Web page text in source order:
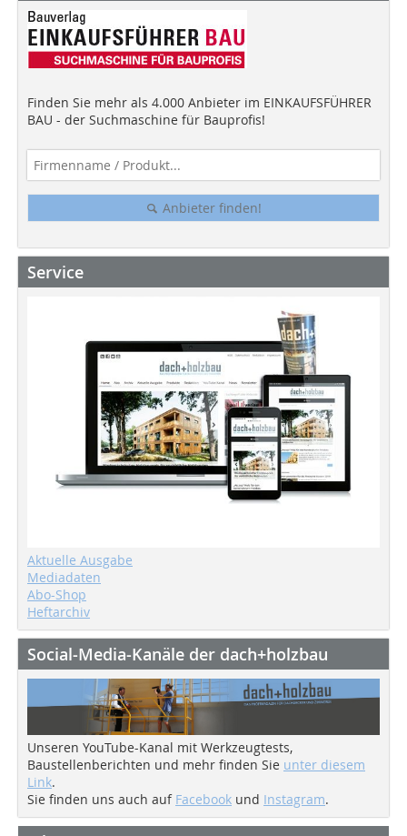
Finden Sie mehr als 4.000 Anbieter im EINKAUFSFÜHRER
BAU - der Suchmaschine für Bauprofis!
Anbieter finden!
Service
Aktuelle Ausgabe
Mediadaten
Abo-Shop
Heftarchiv
Social-Media-Kanäle der dach+holzbau
Unseren YouTube-Kanal mit Werkzeugtests,
Baustellenberichten und mehr finden Sie unter diesem
Link.
Sie finden uns auch auf Facebook und Instagram.